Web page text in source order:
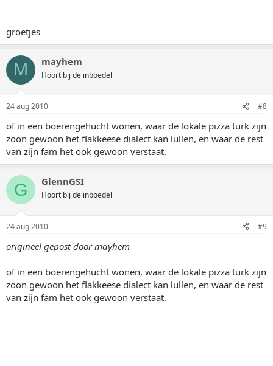
groetjes
M mayhem
Hoort bij de inboedel
24 aug 2010 #8
of in een boerengehucht wonen, waar de lokale pizza turk zijn
zoon gewoon het flakkeese dialect kan lullen, en waar de rest
van zijn fam het ook gewoon verstaat.
G GlennGSI
Hoort bij de inboedel
24 aug 2010 #9
origineel gepost door mayhem
of in een boerengehucht wonen, waar de lokale pizza turk zijn
zoon gewoon het flakkeese dialect kan lullen, en waar de rest
van zijn fam het ook gewoon verstaat.